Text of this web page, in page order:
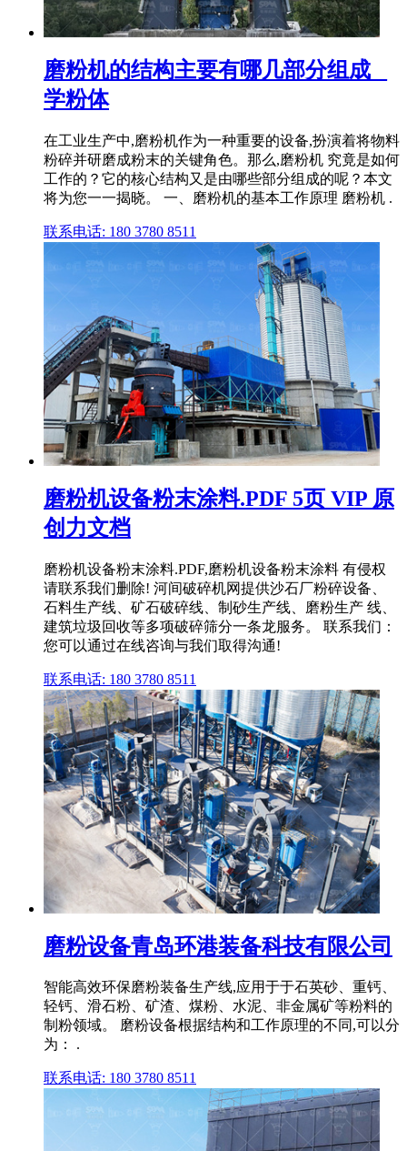
磨粉机的结构主要有哪几部分组成 _
学粉体
在工业生产中,磨粉机作为一种重要的设备,扮演着将物料
粉碎并研磨成粉末的关键角色。那么,磨粉机 究竟是如何
工作的？它的核心结构又是由哪些部分组成的呢？本文
将为您一一揭晓。 一、磨粉机的基本工作原理 磨粉机 .
联系电话: 180 3780 8511
磨粉机设备粉末涂料.PDF 5页 VIP 原
创力文档
磨粉机设备粉末涂料.PDF,磨粉机设备粉末涂料 有侵权
请联系我们删除! 河间破碎机网提供沙石厂粉碎设备、
石料生产线、矿石破碎线、制砂生产线、磨粉生产 线、
建筑垃圾回收等多项破碎筛分一条龙服务。 联系我们：
您可以通过在线咨询与我们取得沟通!
联系电话: 180 3780 8511
磨粉设备青岛环港装备科技有限公司
智能高效环保磨粉装备生产线,应用于于石英砂、重钙、
轻钙、滑石粉、矿渣、煤粉、水泥、非金属矿等粉料的
制粉领域。 磨粉设备根据结构和工作原理的不同,可以分
为： .
联系电话: 180 3780 8511